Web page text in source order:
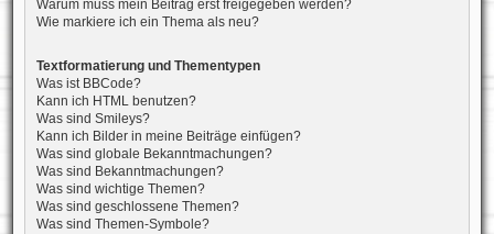
Warum muss mein Beitrag erst freigegeben werden?
Wie markiere ich ein Thema als neu?
Textformatierung und Thementypen
Was ist BBCode?
Kann ich HTML benutzen?
Was sind Smileys?
Kann ich Bilder in meine Beiträge einfügen?
Was sind globale Bekanntmachungen?
Was sind Bekanntmachungen?
Was sind wichtige Themen?
Was sind geschlossene Themen?
Was sind Themen-Symbole?